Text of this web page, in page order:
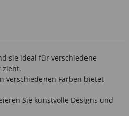
sie ideal für verschiedene
zieht.
verschiedenen Farben bietet
Sie kunstvolle Designs und